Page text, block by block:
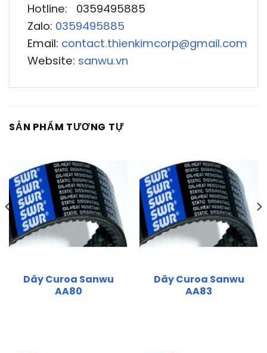
Hotline: 0359495885
Zalo: 0359495885
Email: contact.thienkimcorp@gmail.com
Website: sanwu.vn
SẢN PHẨM TƯƠNG TỰ
Dây Curoa Sanwu
AA80
Dây Curoa Sanwu
AA83